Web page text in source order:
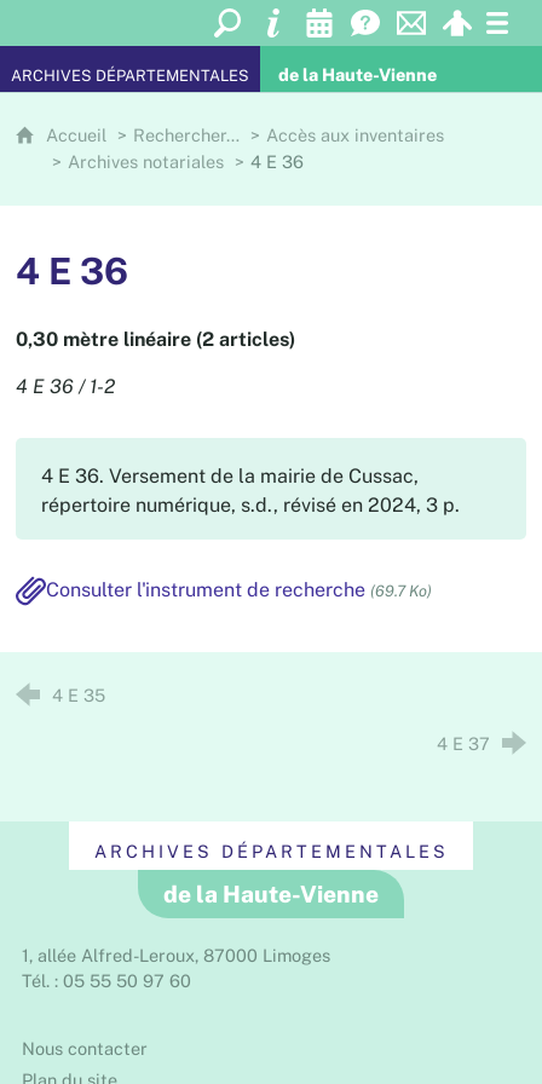
ARCHIVES DÉPARTEMENTALES de la Haute-Vienne
Accueil Rechercher…
Accès aux inventaires
Archives notariales
4 E 36
4 E 36
0,30 mètre linéaire (2 articles)
4 E 36 / 1-2
4 E 36. Versement de la mairie de Cussac,
répertoire numérique, s.d., révisé en 2024, 3 p.
Consulter l'instrument de recherche (69.7 Ko)
4 E 35
4 E 37
ARCHIVES DÉPARTEMENTALES
de la Haute-Vienne
1, allée Alfred-Leroux, 87000 Limoges
Tél. : 05 55 50 97 60
Nous contacter
Plan du site